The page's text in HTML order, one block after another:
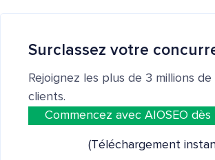
Surclassez votre
Rejoignez les plus de 3 millions
clients.
Commencez avec AIOSEO
(Téléchargement